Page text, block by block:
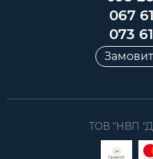
067
073
ТОВ "НВП